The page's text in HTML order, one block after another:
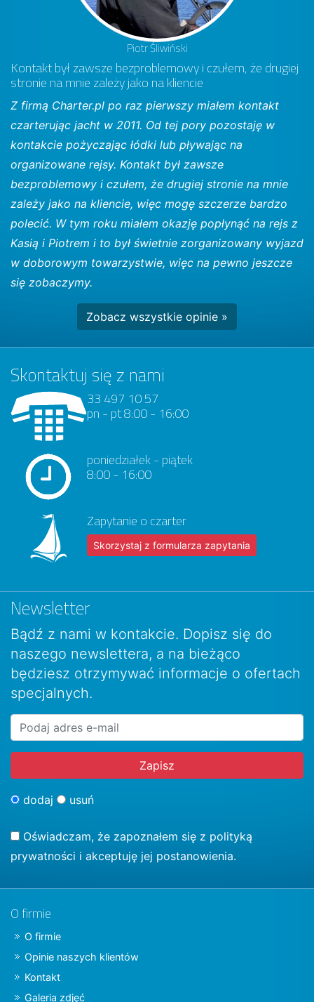
Piotr Śliwiński
Kontakt był zawsze bezproblemowy i czułem, że drugiej
stronie na mnie zależy jako na kliencie
Z firmą Charter.pl po raz pierwszy miałem kontakt
czarterując jacht w 2011. Od tej pory pozostaję w
kontakcie pożyczając łódki lub pływając na
organizowane rejsy. Kontakt był zawsze
bezproblemowy i czułem, że drugiej stronie na mnie
zależy jako na kliencie, więc mogę szczerze bardzo
polecić. W tym roku miałem okazję popłynąć na rejs z
Kasią i Piotrem i to był świetnie zorganizowany wyjazd
w doborowym towarzystwie, więc na pewno jeszcze
się zobaczymy.
Zobacz wszystkie opinie »
Skontaktuj się z nami
33 497 10 57
pn - pt 8:00 - 16:00
poniedziałek - piątek
8:00 - 16:00
Zapytanie o czarter
Skorzystaj z formularza zapytania
Newsletter
Bądź z nami w kontakcie. Dopisz się do
naszego newslettera, a na bieżąco
będziesz otrzymywać informacje o ofertach
specjalnych.
dodaj usuń
Oświadczam, że zapoznałem się z polityką
prywatności i akceptuję jej postanowienia.
O firmie
O firmie
Opinie naszych klientów
Kontakt
Galeria zdjęć